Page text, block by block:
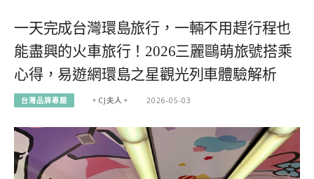
一天完成台灣環島旅行，一輛不用趕行程也
能盡興的火車旅行！2026三麗鷗萌旅號搭乘
心得，易遊網環島之星觀光列車體驗解析
台灣品牌專題 。CJ夫人。 2026-05-03